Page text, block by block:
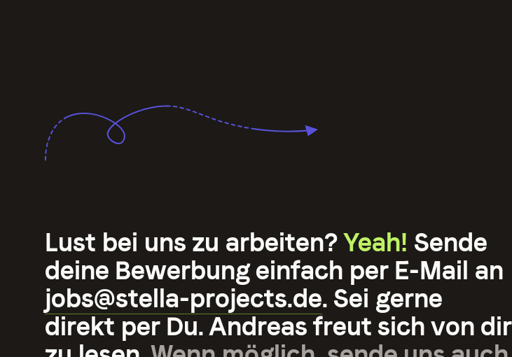
Lust bei uns zu arbeiten?Yeah! Sende
deine Bewerbung einfach per E-Mail an
jobs@stella-projects.de. Sei gerne
direkt per Du. Andreas freut sich von dir